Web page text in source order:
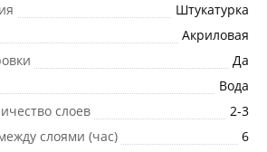
Штукатурка
Акриловая
Да
Вода
слоев
2-3
слоями (час)
6